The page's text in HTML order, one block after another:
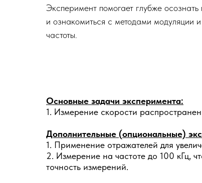
Эксперимент помогает глубже
и ознакомиться с методами модуляции
частоты.
Основные задачи эксперимента:
1. Измерение скорости
Дополнительные (опциональные)
1. Применение отражателей для
2. Измерение на частоте до 100 кГц,
точность измерений.